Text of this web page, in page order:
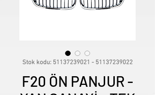
Stok kodu: 51137239021 - 51137239022
F20 ÖN PANJUR -